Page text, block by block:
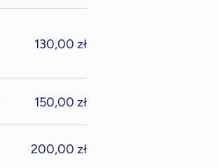
130,00 zł
150,00 zł
200,00 zł